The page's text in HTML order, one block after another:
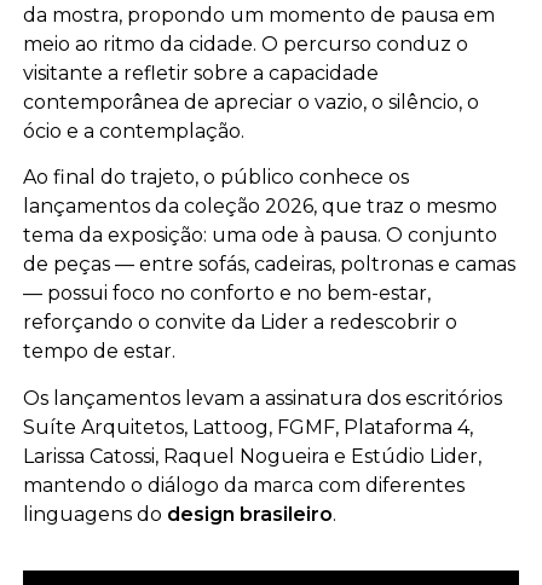
da mostra, propondo um momento de pausa em
meio ao ritmo da cidade. O percurso conduz o
visitante a refletir sobre a capacidade
contemporânea de apreciar o vazio, o silêncio, o
ócio e a contemplação.
Ao final do trajeto, o público conhece os
lançamentos da coleção 2026, que traz o mesmo
tema da exposição: uma ode à pausa. O conjunto
de peças — entre sofás, cadeiras, poltronas e camas
— possui foco no conforto e no bem-estar,
reforçando o convite da Lider a redescobrir o
tempo de estar.
Os lançamentos levam a assinatura dos escritórios
Suíte Arquitetos, Lattoog, FGMF, Plataforma 4,
Larissa Catossi, Raquel Nogueira e Estúdio Lider,
mantendo o diálogo da marca com diferentes
linguagens do design brasileiro.